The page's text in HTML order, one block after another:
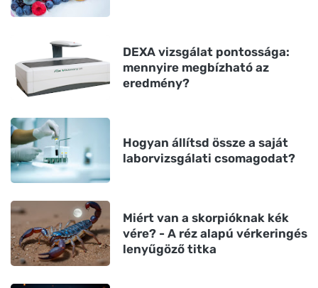
DEXA vizsgálat pontossága:
mennyire megbízható az
eredmény?
Hogyan állítsd össze a saját
laborvizsgálati csomagodat?
Miért van a skorpióknak kék
vére? - A réz alapú vérkeringés
lenyűgöző titka